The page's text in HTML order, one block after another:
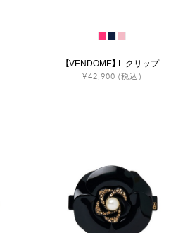
【VENDOME】 L クリップ
¥42,900 (税込)